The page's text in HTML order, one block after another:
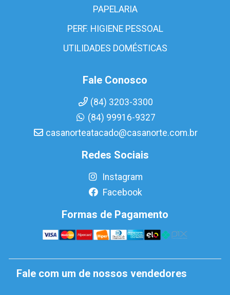
PAPELARIA
PERF. HIGIENE PESSOAL
UTILIDADES DOMÉSTICAS
Fale Conosco
(84) 3203-3300
(84) 99916-9327
casanorteatacado@casanorte.com.br
Redes Sociais
Instagram
Facebook
Formas de Pagamento
Fale com um de nossos vendedores